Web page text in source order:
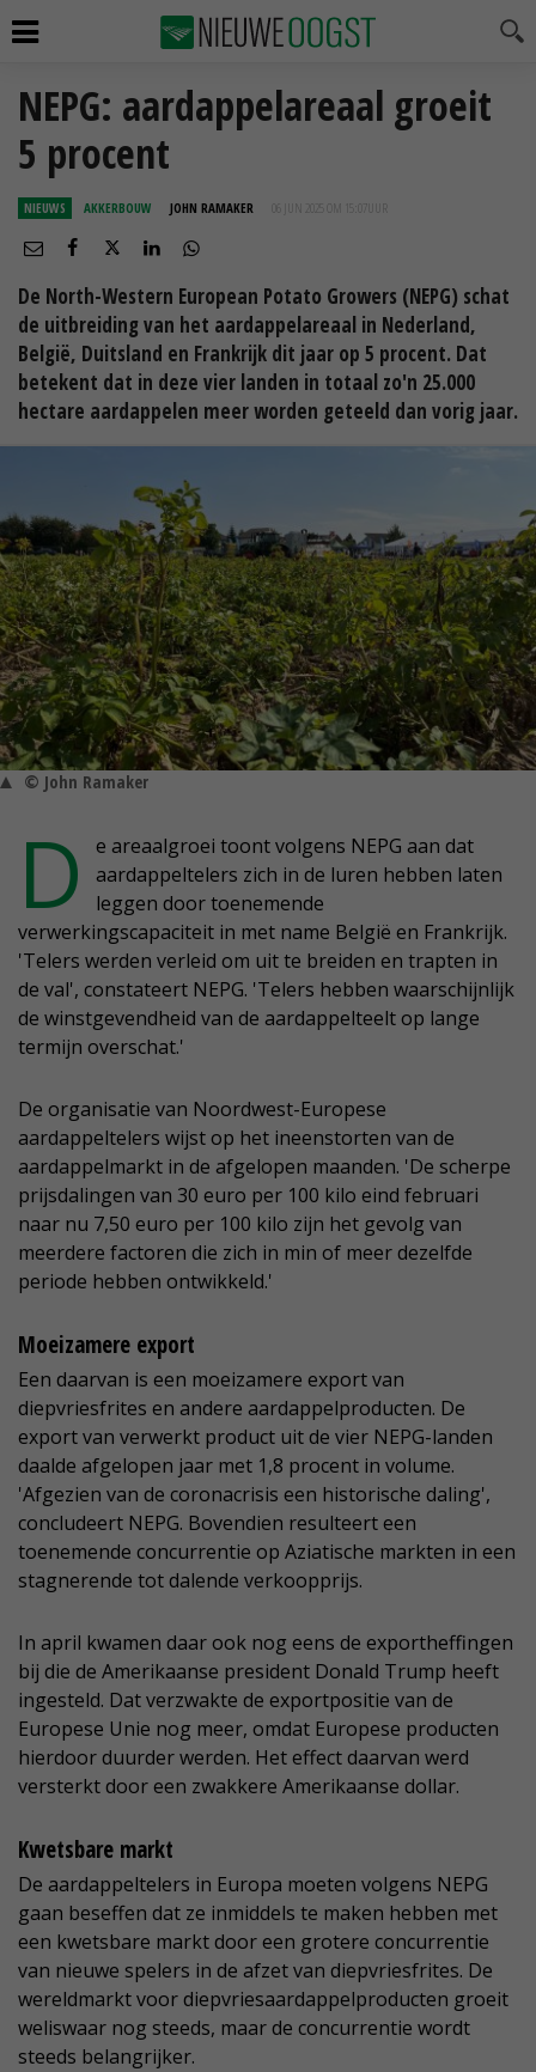
NEPG: aardappelareaal groeit
5 procent
NIEUWS AKKERBOUW JOHN RAMAKER 06 JUN 2025 OM 15:07
De North-Western European Potato Growers (NEPG) schat
de uitbreiding van het aardappelareaal in Nederland,
België, Duitsland en Frankrijk dit jaar op 5 procent. Dat
betekent dat in deze vier landen in totaal zo'n 25.000
hectare aardappelen meer worden geteeld dan vorig jaar.
© John Ramaker
D
e areaalgroei toont volgens NEPG aan dat
aardappeltelers zich in de luren hebben laten
leggen door toenemende
verwerkingscapaciteit in met name België en Frankrijk.
'Telers werden verleid om uit te breiden en trapten in
de val', constateert NEPG. 'Telers hebben waarschijnlijk
de winstgevendheid van de aardappelteelt op lange
termijn overschat.'
De organisatie van Noordwest-Europese
aardappeltelers wijst op het ineenstorten van de
aardappelmarkt in de afgelopen maanden. 'De scherpe
prijsdalingen van 30 euro per 100 kilo eind februari
naar nu 7,50 euro per 100 kilo zijn het gevolg van
meerdere factoren die zich in min of meer dezelfde
periode hebben ontwikkeld.'
Moeizamere export
Een daarvan is een moeizamere export van
diepvriesfrites en andere aardappelproducten. De
export van verwerkt product uit de vier NEPG-landen
daalde afgelopen jaar met 1,8 procent in volume.
'Afgezien van de coronacrisis een historische daling',
concludeert NEPG. Bovendien resulteert een
toenemende concurrentie op Aziatische markten in een
stagnerende tot dalende verkoopprijs.
In april kwamen daar ook nog eens de exportheffingen
bij die de Amerikaanse president Donald Trump heeft
ingesteld. Dat verzwakte de exportpositie van de
Europese Unie nog meer, omdat Europese producten
hierdoor duurder werden. Het effect daarvan werd
versterkt door een zwakkere Amerikaanse dollar.
Kwetsbare markt
De aardappeltelers in Europa moeten volgens NEPG
gaan beseffen dat ze inmiddels te maken hebben met
een kwetsbare markt door een grotere concurrentie
van nieuwe spelers in de afzet van diepvriesfrites. De
wereldmarkt voor diepvriesaardappelproducten groeit
weliswaar nog steeds, maar de concurrentie wordt
steeds belangrijker.